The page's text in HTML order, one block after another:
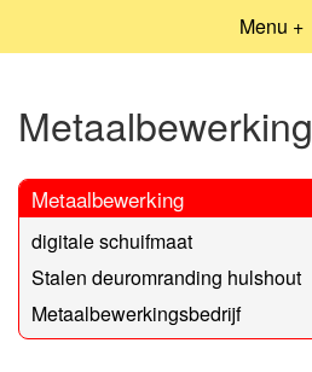
Menu +
Metaalbewerking
Metaalbewerking
digitale schuifmaat
Stalen deuromranding hulshout
Metaalbewerkingsbedrijf